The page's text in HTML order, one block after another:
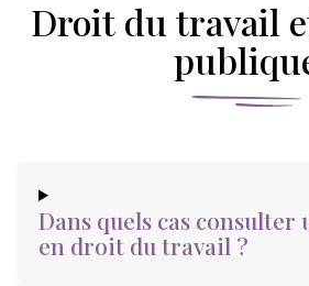
Droit du travail
Dans quels cas consulter
en droit du travail ?